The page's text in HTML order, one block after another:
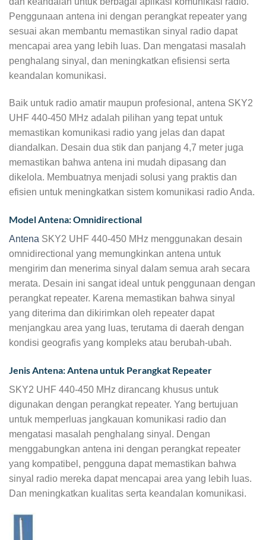
Penggunaan antena ini dengan perangkat repeater yang
sesuai akan membantu memastikan sinyal radio dapat
mencapai area yang lebih luas. Dan mengatasi masalah
penghalang sinyal, dan meningkatkan efisiensi serta
keandalan komunikasi.
Baik untuk radio amatir maupun profesional, antena SKY2
UHF 440-450 MHz adalah pilihan yang tepat untuk
memastikan komunikasi radio yang jelas dan dapat
diandalkan. Desain dua stik dan panjang 4,7 meter juga
memastikan bahwa antena ini mudah dipasang dan
dikelola. Membuatnya menjadi solusi yang praktis dan
efisien untuk meningkatkan sistem komunikasi radio Anda.
Model Antena: Omnidirectional
Antena SKY2 UHF 440-450 MHz menggunakan desain
omnidirectional yang memungkinkan antena untuk
mengirim dan menerima sinyal dalam semua arah secara
merata. Desain ini sangat ideal untuk penggunaan dengan
perangkat repeater. Karena memastikan bahwa sinyal
yang diterima dan dikirimkan oleh repeater dapat
menjangkau area yang luas, terutama di daerah dengan
kondisi geografis yang kompleks atau berubah-ubah.
Jenis Antena: Antena untuk Perangkat Repeater
SKY2 UHF 440-450 MHz dirancang khusus untuk
digunakan dengan perangkat repeater. Yang bertujuan
untuk memperluas jangkauan komunikasi radio dan
mengatasi masalah penghalang sinyal. Dengan
menggabungkan antena ini dengan perangkat repeater
yang kompatibel, pengguna dapat memastikan bahwa
sinyal radio mereka dapat mencapai area yang lebih luas.
Dan meningkatkan kualitas serta keandalan komunikasi.